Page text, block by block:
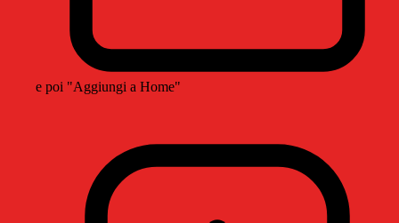
e poi "Aggiungi a Home"